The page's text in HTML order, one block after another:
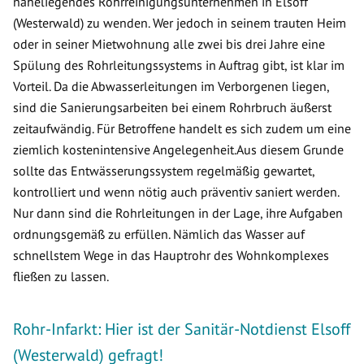
(Westerwald) zu wenden. Wer jedoch in seinem trauten Heim
oder in seiner Mietwohnung alle zwei bis drei Jahre eine
Spülung des Rohrleitungssystems in Auftrag gibt, ist klar im
Vorteil. Da die Abwasserleitungen im Verborgenen liegen,
sind die Sanierungsarbeiten bei einem Rohrbruch äußerst
zeitaufwändig. Für Betroffene handelt es sich zudem um eine
ziemlich kostenintensive Angelegenheit.Aus diesem Grunde
sollte das Entwässerungssystem regelmäßig gewartet,
kontrolliert und wenn nötig auch präventiv saniert werden.
Nur dann sind die Rohrleitungen in der Lage, ihre Aufgaben
ordnungsgemäß zu erfüllen. Nämlich das Wasser auf
schnellstem Wege in das Hauptrohr des Wohnkomplexes
fließen zu lassen.
Rohr-Infarkt: Hier ist der Sanitär-Notdienst Elsoff
(Westerwald) gefragt!